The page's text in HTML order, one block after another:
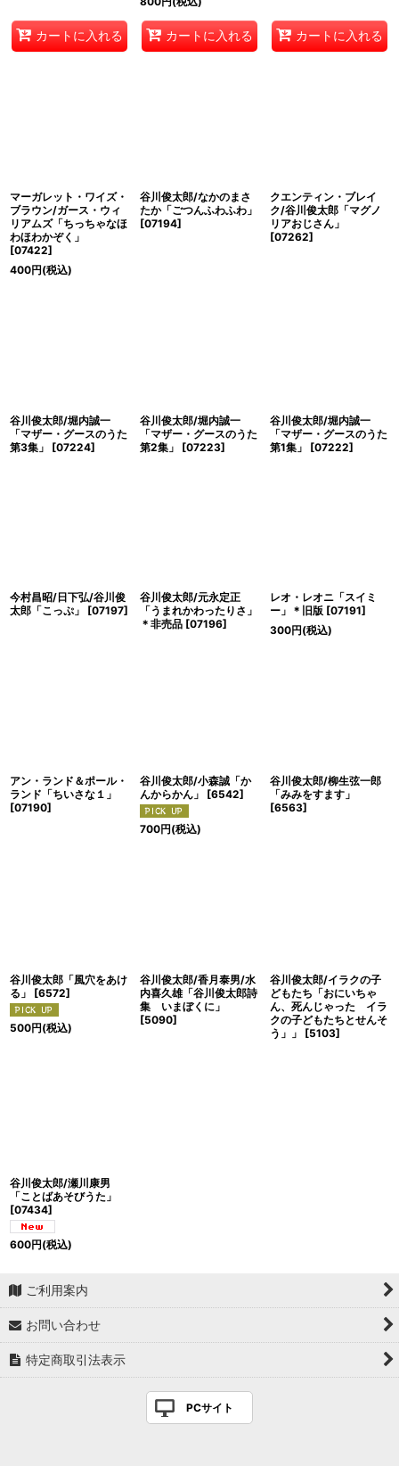
カートに入れる カートに入れる カートに入れる
マーガレット・ワイズ・
ブラウン/ガース・ウィ
リアムズ「ちっちゃなほ
わほわかぞく」
[07422]
400円(税込)
谷川俊太郎/なかのまさ
たか「ごつんふわふわ」
[07194]
クエンティン・ブレイ
ク/谷川俊太郎「マグノ
リアおじさん」
[07262]
谷川俊太郎/堀内誠一
「マザー・グースのうた
第3集」
[07224]
谷川俊太郎/堀内誠一
「マザー・グースのうた
第2集」
[07223]
谷川俊太郎/堀内誠一
「マザー・グースのうた
第1集」
[07222]
今村昌昭/日下弘/谷川俊
太郎「こっぷ」
[07197]
谷川俊太郎/元永定正
「うまれかわったりさ」
＊非売品 [07196]
レオ・レオニ「スイミ
ー」＊旧版 [07191]
300円(税込)
アン・ランド＆ポール・
ランド「ちいさな１」
[07190]
谷川俊太郎/小森誠「か
んからかん」
[6542]
700円(税込)
谷川俊太郎/柳生弦一郎
「みみをすます」
[6563]
谷川俊太郎「風穴をあけ
る」
[6572]
500円(税込)
谷川俊太郎/香月泰男/水
内喜久雄「谷川俊太郎詩
集 いまぼくに」
[5090]
谷川俊太郎/イラクの子
どもたち「おにいちゃ
ん、死んじゃった イラ
クの子どもたちとせんそ
う」」
[5103]
谷川俊太郎/瀬川康男
「ことばあそびうた」
[07434]
600円(税込)
ご利用案内
お問い合わせ
特定商取引法表示
PCサイト